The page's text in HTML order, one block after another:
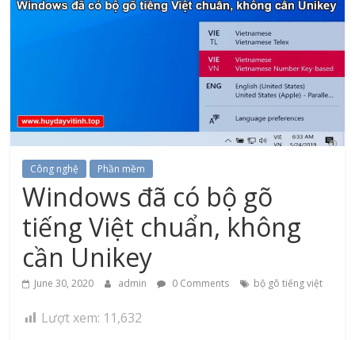
Công nghệ Phần mềm
Windows đã có bộ gõ
tiếng Việt chuẩn, không
cần Unikey
June 30, 2020 admin 0 Comments bộ gõ tiếng việt
Lượt xem: 11,632